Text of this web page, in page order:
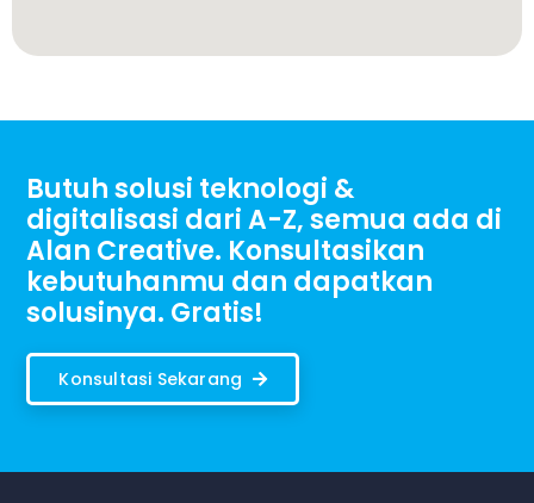
Butuh solusi teknologi &
digitalisasi dari A-Z, semua ada di
Alan Creative. Konsultasikan
kebutuhanmu dan dapatkan
solusinya. Gratis!
Konsultasi Sekarang